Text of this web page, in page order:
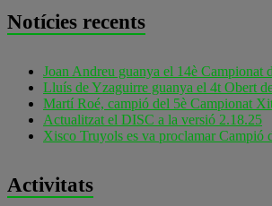
Notícies recents
Joan Andreu guanya el 14è Campionat
Lluís de Yzaguirre guanya el 4t Obert
Martí Roé, campió del 5è Campionat
Actualitzat el DISC a la versió 2.18.25
Xisco Truyols es va proclamar Campió
Activitats